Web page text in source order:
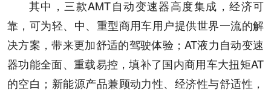
其中，三款AMT自动变速器高度集成，经济可
靠，可为轻、中、重型商用车用户提供世界一流的解
决方案，带来更加舒适的驾驶体验；AT液力自动变速
器功能全面、重载易控，填补了国内商用车大扭矩AT
的空白；新能源产品兼顾动力性、经济性与舒适性，